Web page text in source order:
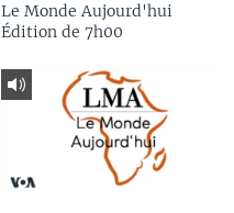
Le Monde Aujourd'hui
Édition de 7h00